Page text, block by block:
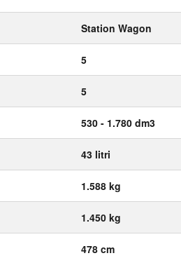
Station Wagon
5
5
530 - 1.780 dm3
43 litri
1.588 kg
1.450 kg
478 cm